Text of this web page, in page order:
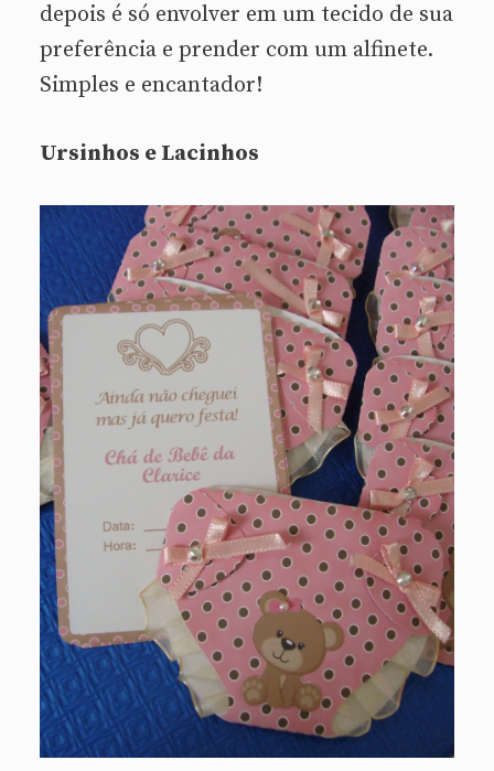
depois é só envolver em um tecido de sua
preferência e prender com um alfinete.
Simples e encantador!
Ursinhos e Lacinhos